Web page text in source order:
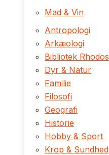
Mad & Vin
Antropologi
Arkæologi
Bibliotek Rhodos
Dyr & Natur
Familie
Filosofi
Geografi
Historie
Hobby & Sport
Krop & Sundhed